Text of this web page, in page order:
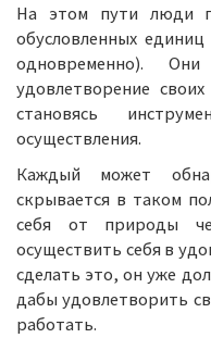
На этом пути люди
обусловленных
одновременно).
удовлетворение
становясь
осуществления.
Каждый может
скрывается в таком
себя от природы
осуществить себя в
сделать это, он уже
дабы удовлетворить
работать.